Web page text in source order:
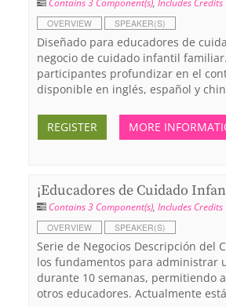
OVERVIEW SPEAKER(S)
Diseñado para educadores de
negocio de cuidado infantil
participantes profundizar en el
disponible en inglés, español y
REGISTER MORE
¡Educadores de Cuidado
Contains 3 Component(s), Includes Credits
OVERVIEW SPEAKER(S)
Serie de Negocios Descripción del
los fundamentos para administrar
durante 10 semanas, permitiendo
otros educadores. Actualmente